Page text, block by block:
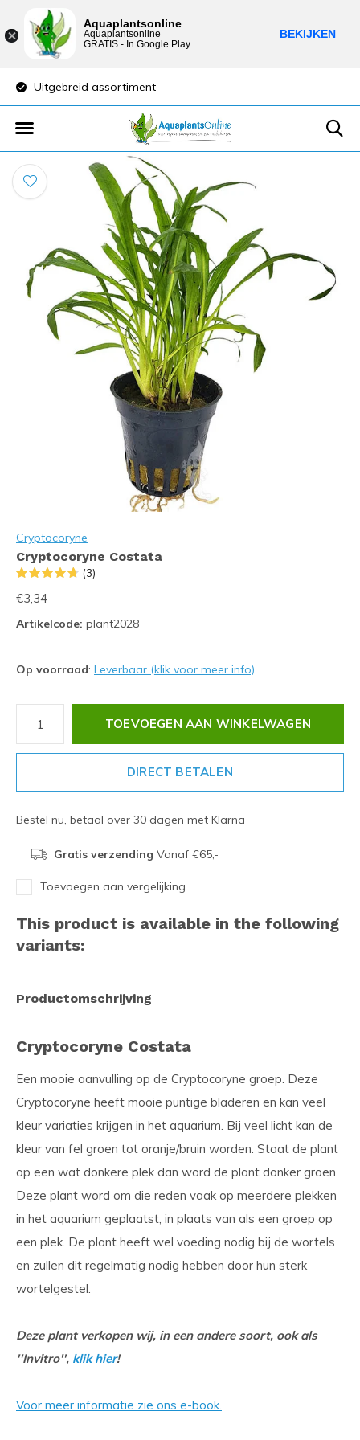
Uitgebreid assortiment
Cryptocoryne
Cryptocoryne Costata
(3)
€3,34
Artikelcode: plant2028
Op voorraad: Leverbaar (klik voor meer info)
TOEVOEGEN AAN WINKELWAGEN
DIRECT BETALEN
Bestel nu, betaal over 30 dagen met Klarna
Gratis verzending Vanaf €65,-
Toevoegen aan vergelijking
This product is available in the following
variants:
Productomschrijving
Cryptocoryne Costata
Een mooie aanvulling op de Cryptocoryne groep. Deze
Cryptocoryne heeft mooie puntige bladeren en kan veel
kleur variaties krijgen in het aquarium. Bij veel licht kan de
kleur van fel groen tot oranje/bruin worden. Staat de plant
op een wat donkere plek dan word de plant donker groen.
Deze plant word om die reden vaak op meerdere plekken
in het aquarium geplaatst, in plaats van als een groep op
een plek. De plant heeft wel voeding nodig bij de wortels
en zullen dit regelmatig nodig hebben door hun sterk
wortelgestel.
Deze plant verkopen wij, in een andere soort, ook als
''Invitro'', klik hier!
Voor meer informatie zie ons e-book.
Aquaplantsonline
Aquaplantsonline
GRATIS - In Google Play
BEKIJKEN